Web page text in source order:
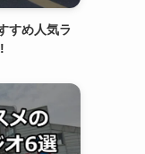
すめ人気ラ